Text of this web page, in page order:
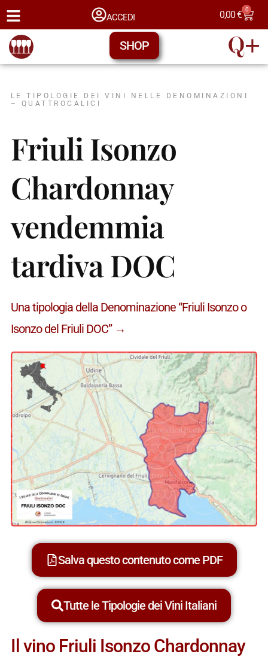
ACCEDI 0,00€ 0
SHOP
LE TIPOLOGIE DEI VINI NELLE DENOMINAZIONI
– QUATTROCALICI
Friuli Isonzo
Chardonnay
vendemmia
tardiva DOC
Una tipologia della Denominazione “Friuli Isonzo o
Isonzo del Friuli DOC” →
Salva questo contenuto come PDF
Tutte le Tipologie dei Vini Italiani
Il vino Friuli Isonzo Chardonnay